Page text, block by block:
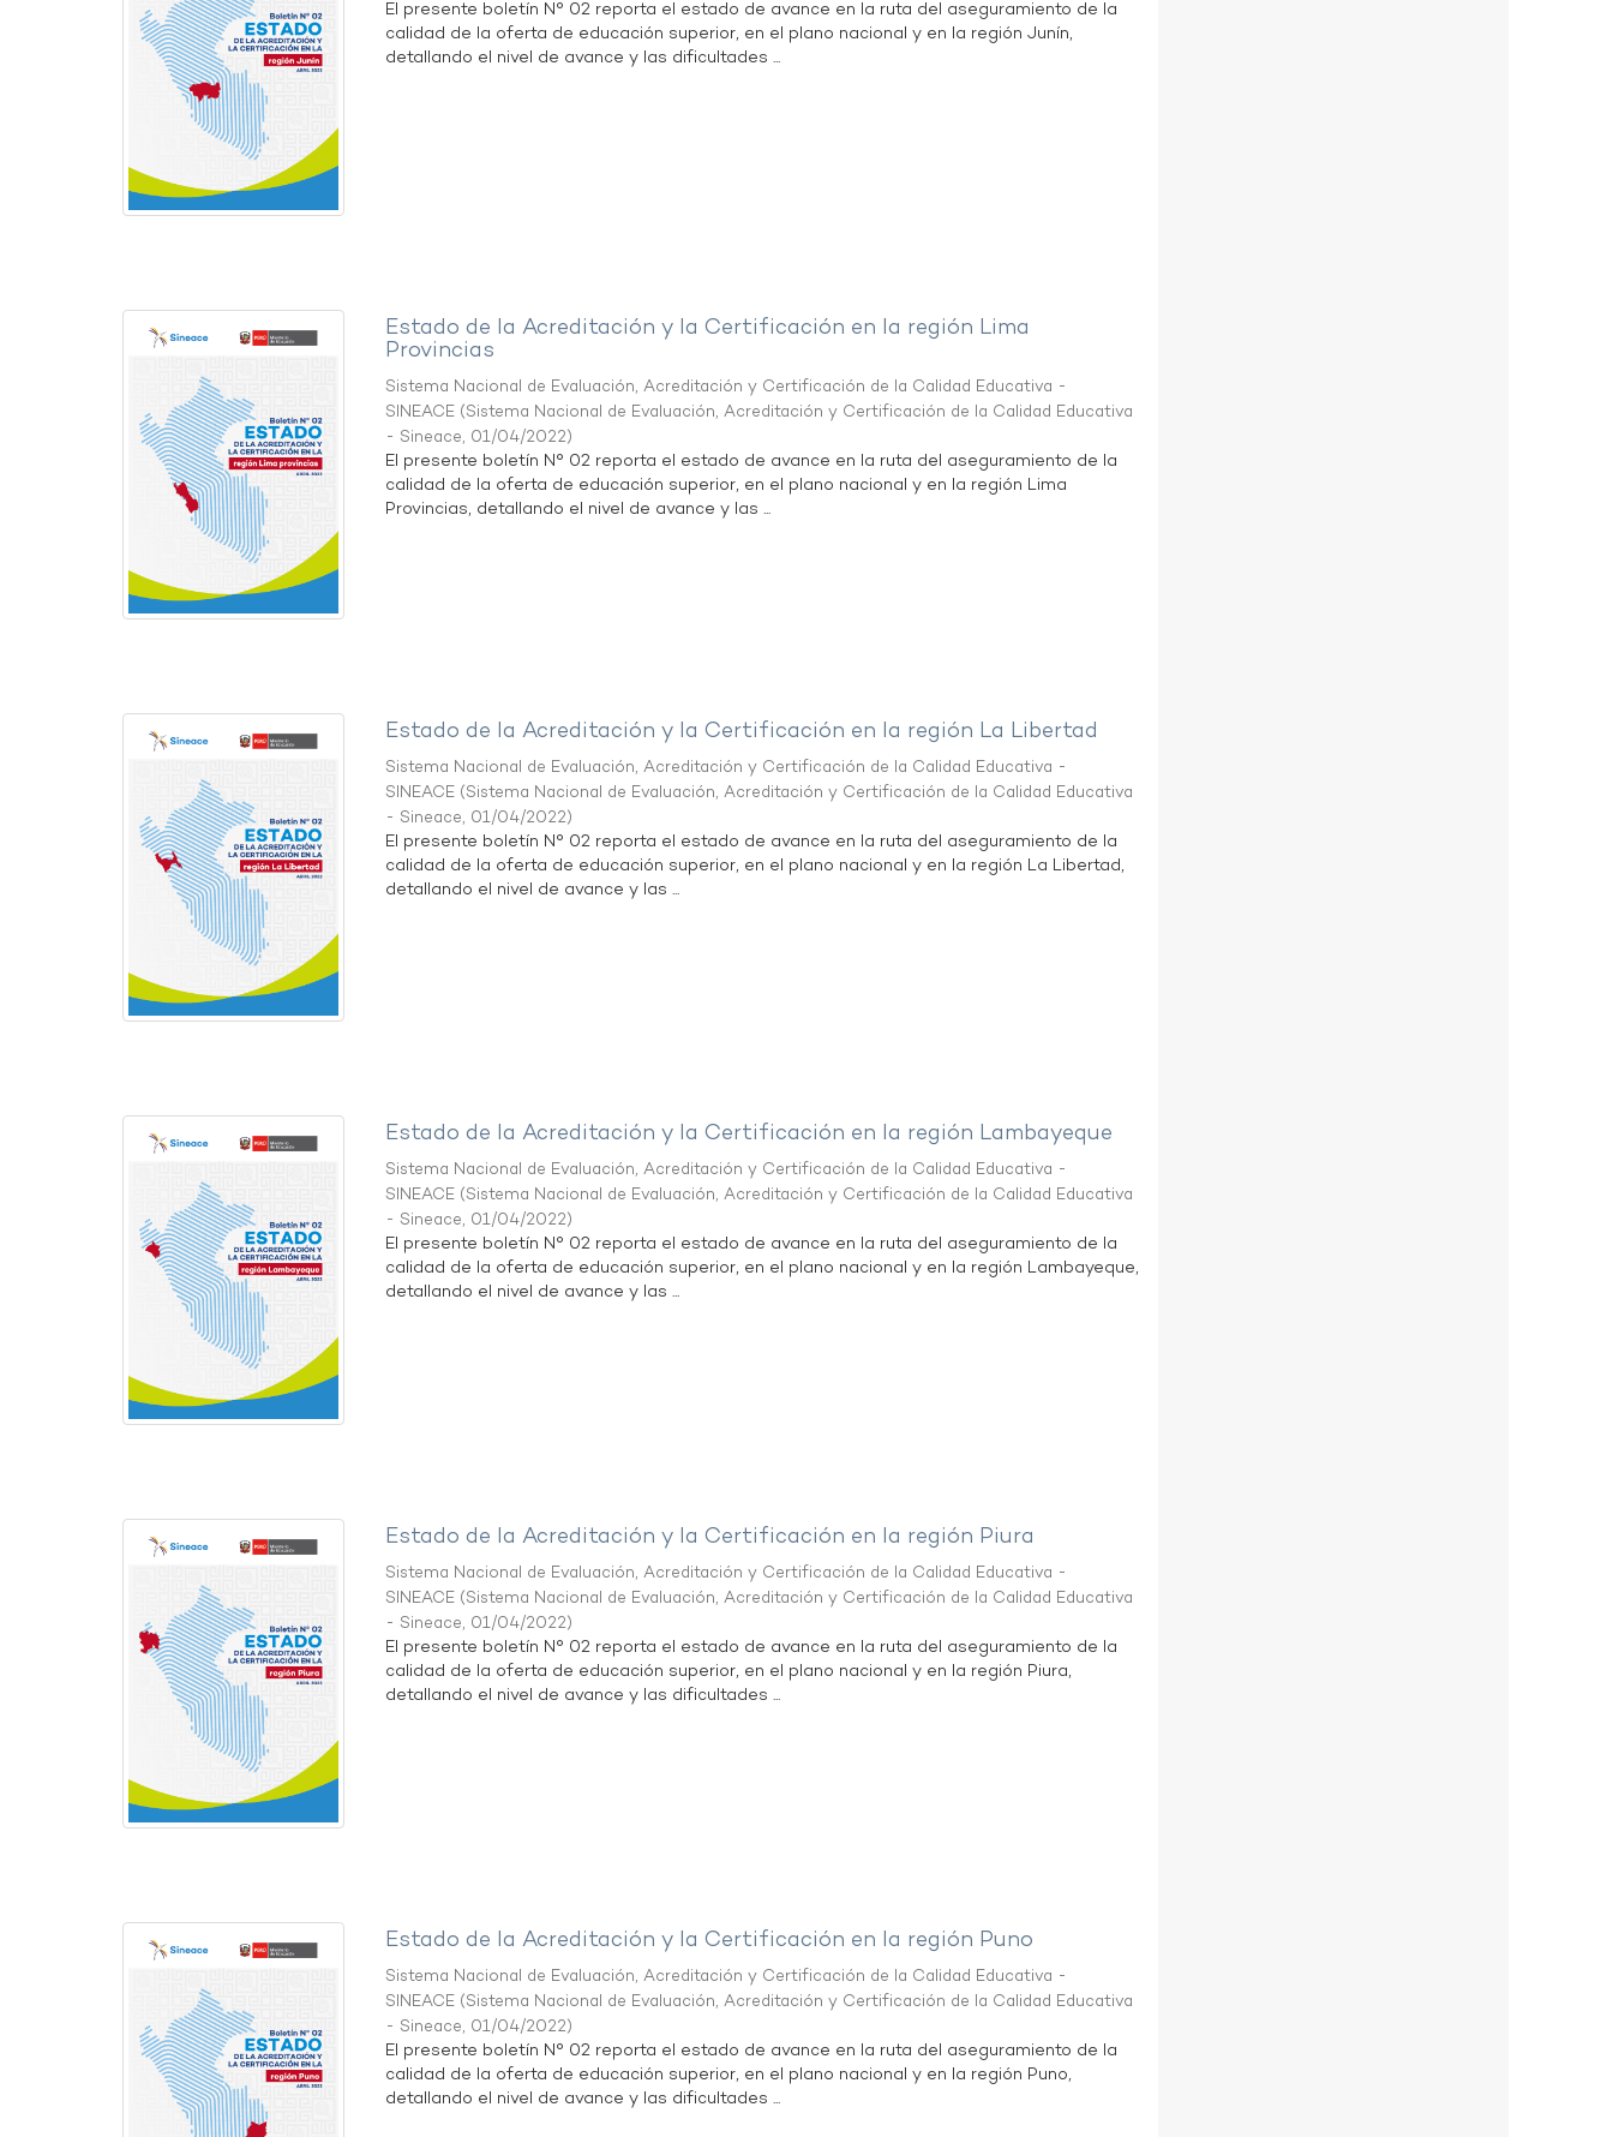
El presente boletín N° 02 reporta el estado de avance en la ruta del aseguramiento de la
calidad de la oferta de educación superior, en el plano nacional y en la región Junín,
detallando el nivel de avance y las dificultades ...
Estado de la Acreditación y la Certificación en la región Lima
Provincias
Sistema Nacional de Evaluación, Acreditación y Certificación de la Calidad Educativa -
SINEACE (Sistema Nacional de Evaluación, Acreditación y Certificación de la Calidad Educativa
- Sineace, 01/04/2022)
El presente boletín N° 02 reporta el estado de avance en la ruta del aseguramiento de la
calidad de la oferta de educación superior, en el plano nacional y en la región Lima
Provincias, detallando el nivel de avance y las ...
Estado de la Acreditación y la Certificación en la región La Libertad
Sistema Nacional de Evaluación, Acreditación y Certificación de la Calidad Educativa -
SINEACE (Sistema Nacional de Evaluación, Acreditación y Certificación de la Calidad Educativa
- Sineace, 01/04/2022)
El presente boletín N° 02 reporta el estado de avance en la ruta del aseguramiento de la
calidad de la oferta de educación superior, en el plano nacional y en la región La Libertad,
detallando el nivel de avance y las ...
Estado de la Acreditación y la Certificación en la región Lambayeque
Sistema Nacional de Evaluación, Acreditación y Certificación de la Calidad Educativa -
SINEACE (Sistema Nacional de Evaluación, Acreditación y Certificación de la Calidad Educativa
- Sineace, 01/04/2022)
El presente boletín N° 02 reporta el estado de avance en la ruta del aseguramiento de la
calidad de la oferta de educación superior, en el plano nacional y en la región Lambayeque,
detallando el nivel de avance y las ...
Estado de la Acreditación y la Certificación en la región Piura
Sistema Nacional de Evaluación, Acreditación y Certificación de la Calidad Educativa -
SINEACE (Sistema Nacional de Evaluación, Acreditación y Certificación de la Calidad Educativa
- Sineace, 01/04/2022)
El presente boletín N° 02 reporta el estado de avance en la ruta del aseguramiento de la
calidad de la oferta de educación superior, en el plano nacional y en la región Piura,
detallando el nivel de avance y las dificultades ...
Estado de la Acreditación y la Certificación en la región Puno
Sistema Nacional de Evaluación, Acreditación y Certificación de la Calidad Educativa -
SINEACE (Sistema Nacional de Evaluación, Acreditación y Certificación de la Calidad Educativa
- Sineace, 01/04/2022)
El presente boletín N° 02 reporta el estado de avance en la ruta del aseguramiento de la
calidad de la oferta de educación superior, en el plano nacional y en la región Puno,
detallando el nivel de avance y las dificultades ...